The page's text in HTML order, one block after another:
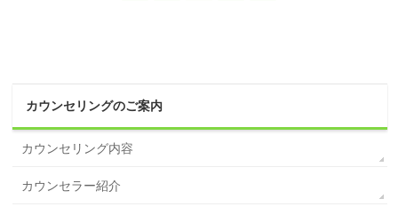
カウンセリングのご案内
カウンセリング内容
カウンセラー紹介